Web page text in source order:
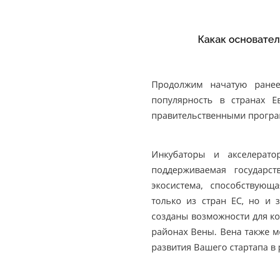
Какак
Продолжим начатую
популярность в странах
правительственными
Инкубаторы и
поддерживаемая
экосистема,
только из стран ЕС, но и
созданы возможности для
районах Вены. Вена также
развития Вашего стартапа в